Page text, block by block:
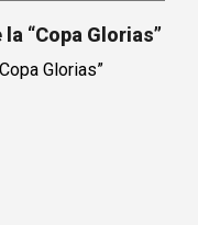
“Copa Glorias”